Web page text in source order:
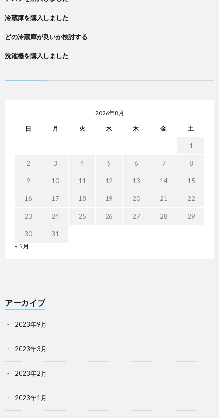
冷蔵庫を購入しました
どの冷蔵庫が良いか検討する
洗濯機を購入しました
2026年8月
日 月 火 水 木 金 土
1
2 3 4 5 6 7 8
9 10 11 12 13 14 15
16 17 18 19 20 21 22
23 24 25 26 27 28 29
30
31
« 9月
アーカイブ
2023年9月
2023年3月
2023年2月
2023年1月